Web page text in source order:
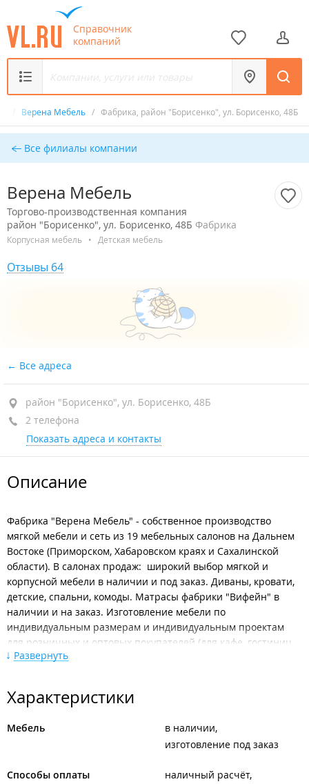
Справочник
компаний
Верена Мебель / Фабрика, район "Борисенко", ул. Борисенко, 48Б
Все филиалы компании
Верена Мебель
Торгово-производственная компания
район "Борисенко", ул. Борисенко, 48Б Фабрика
Корпусная мебель • Детская мебель
Отзывы 64
Все адреса
район "Борисенко", ул. Борисенко, 48Б
2 телефона
Показать адреса и контакты
Описание
Фабрика "Верена Мебель" - собственное производство
мягкой мебели и сеть из 19 мебельных салонов на Дальнем
Востоке (Приморском, Хабаровском краях и Сахалинской
области). В салонах продаж: широкий выбор мягкой и
корпусной мебели в наличии и под заказ. Диваны, кровати,
детские, спальни, комоды. Матрасы фабрики "Вифейн" в
наличии и на заказ. Изготовление мебели по
индивидуальным размерам и индивидуальным проектам
для розничных и оптовых покупателей (для кафе, гостиниц,
ресторанов, баз отдыха и тп).
ООО "Верена Мебель".
Филиалы находятся в ТЦ "
Зеленый остров", ТЦ "
Развернуть
Характеристики
Мебель
в наличии
изготовление под заказ
Способы оплаты
наличный расчёт